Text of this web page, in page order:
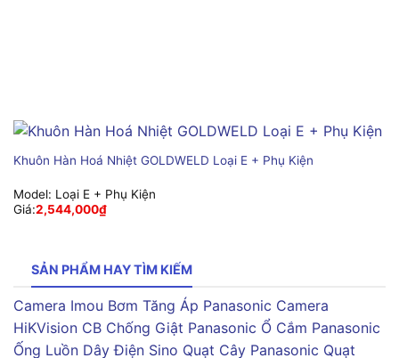
Khuôn Hàn Hoá Nhiệt GOLDWELD Loại E + Phụ Kiện
Model: Loại E + Phụ Kiện
Giá:2,544,000₫
SẢN PHẨM HAY TÌM KIẾM
Camera Imou Bơm Tăng Áp Panasonic Camera
HiKVision CB Chống Giật Panasonic Ổ Cắm Panasonic
Ống Luồn Dây Điện Sino Quạt Cây Panasonic Quạt